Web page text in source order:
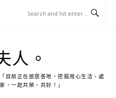
人。
目前正在旅居各地，挖掘用心生活、處
，一起共榮、共好！」